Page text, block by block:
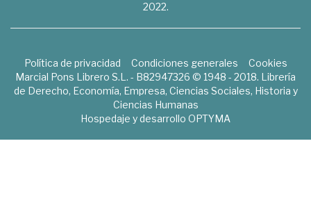
2022.
Política de privacidad Condiciones generales
Cookies
Marcial Pons Librero S.L. - B82947326 © 1948 - 2018. Librería
de Derecho, Economía, Empresa, Ciencias Sociales, Historia y
Ciencias Humanas
Hospedaje y desarrollo OPTYMA